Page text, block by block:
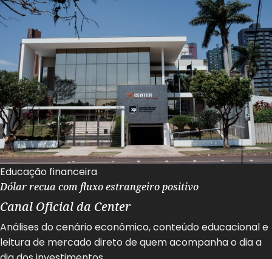
Educação financeira
Dólar recua com fluxo estrangeiro positivo
Canal Oficial da Center
Análises do cenário econômico, conteúdo educacional e
leitura de mercado direto de quem acompanha o dia a